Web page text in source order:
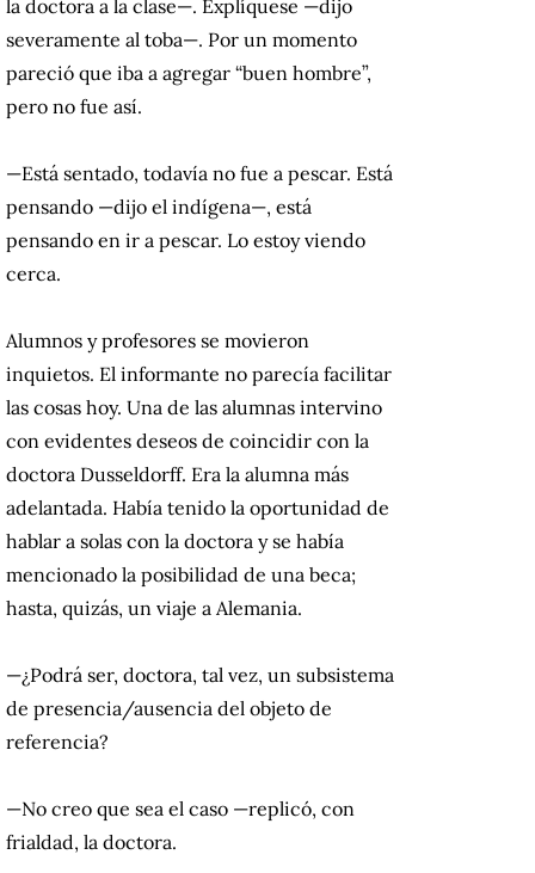
la doctora a la clase—. Explíquese —dijo
severamente al toba—. Por un momento
pareció que iba a agregar “buen hombre”,
pero no fue así.
—Está sentado, todavía no fue a pescar. Está
pensando —dijo el indígena—, está
pensando en ir a pescar. Lo estoy viendo
cerca.
Alumnos y profesores se movieron
inquietos. El informante no parecía facilitar
las cosas hoy. Una de las alumnas intervino
con evidentes deseos de coincidir con la
doctora Dusseldorff. Era la alumna más
adelantada. Había tenido la oportunidad de
hablar a solas con la doctora y se había
mencionado la posibilidad de una beca;
hasta, quizás, un viaje a Alemania.
—¿Podrá ser, doctora, tal vez, un subsistema
de presencia/ausencia del objeto de
referencia?
—No creo que sea el caso —replicó, con
frialdad, la doctora.